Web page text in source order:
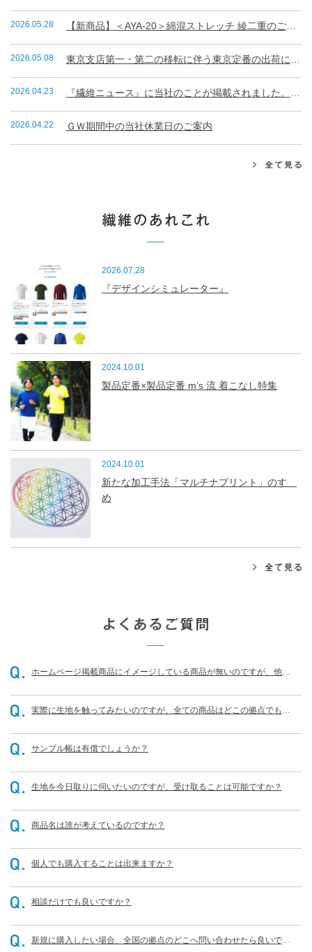
2026.05.28
2026.05.08
2026.04.23
2026.04.22 ＧＷ期間中の当社休業日のご案内
2026.07.28
『デザインシミュレーター』
2024.10.01
製品定番×製品定番 m’s 流 着こなし特集
2024.10.01
新たな加工手法「マルチナプリント」のすゝ
め
ホームページ掲載商品にイメージしている商品が無いのですが、他に
実際に生地を触ってみたいのですが、全ての商品はどこの拠点でも可
サンプル帳は有償でしょうか？
生地を今日取りに伺いたいのですが、受け取ることは可能ですか？
商品名は誰が考えているのですか？
個人でも購入することは出来ますか？
相談だけでも良いですか？
新規に購入したい場合、全国の拠点のどこへ問い合わせたら良いです